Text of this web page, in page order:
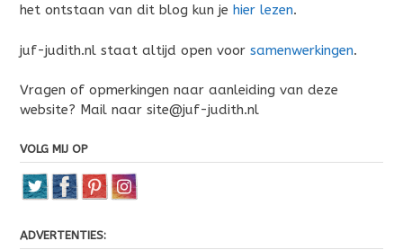
het ontstaan van dit blog kun je hier lezen.
juf-judith.nl staat altijd open voor samenwerkingen.
Vragen of opmerkingen naar aanleiding van deze
website? Mail naar site@juf-judith.nl
VOLG MIJ OP
ADVERTENTIES: